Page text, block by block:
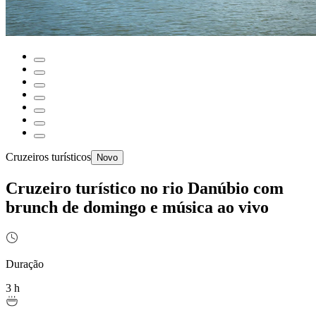
Cruzeiros turísticos Novo
Cruzeiro turístico no rio Danúbio com
brunch de domingo e música ao vivo
Duração
3 h